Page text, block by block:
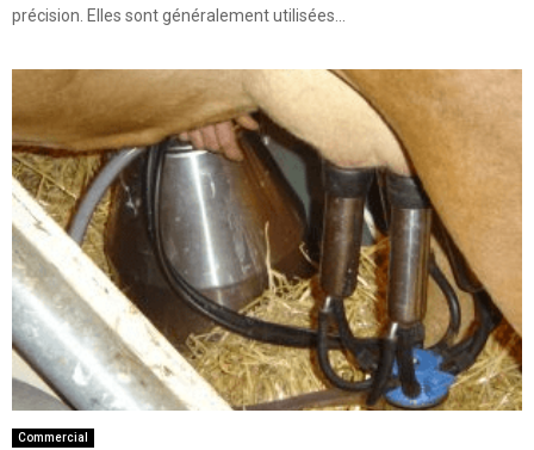
précision. Elles sont généralement utilisées...
Commercial